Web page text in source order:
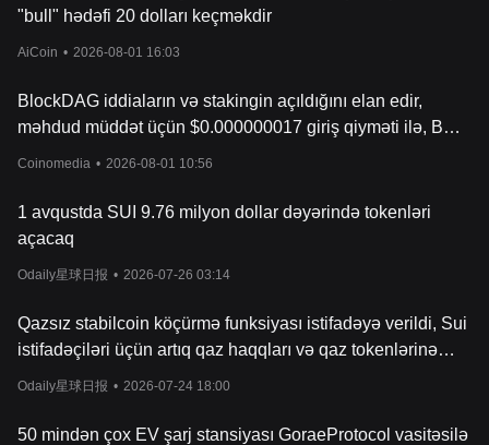
"bull" hədəfi 20 dolları keçməkdir
AiCoin • 2026-08-01 16:03
BlockDAG iddiaların və stakingin açıldığını elan edir,
məhdud müddət üçün $0.000000017 giriş qiyməti ilə, BCH
Coinomedia • 2026-08-01 10:56
1 avqustda SUI 9.76 milyon dollar dəyərində tokenləri
açacaq
Odaily星球日报 • 2026-07-26 03:14
Qazsız stabilcoin köçürmə funksiyası istifadəyə verildi, Sui
istifadəçiləri üçün artıq qaz haqqları və qaz tokenlərinə
ehtiyac yoxdur
Odaily星球日报 • 2026-07-24 18:00
50 mindən çox EV şarj stansiyası GoraeProtocol vasitəsilə